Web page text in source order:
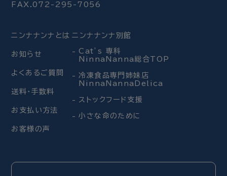
FAX.072-295-7056
ニンナナンナとは
お知らせ
よくあるご質問
送料・手数料
お支払い方法
お客様の声
ニンナナンナ別館
Cat’s 専科
NinnaNanna総合TOP
冷凍食品専門姉妹店
NinnaNannaDelica
ストックフード支援
小さな命のために